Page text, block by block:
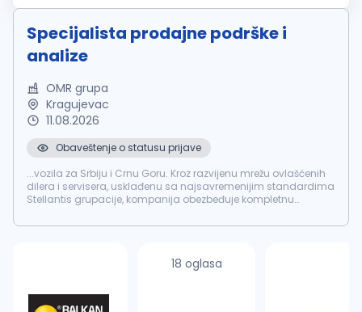
pozicije MisijaAnalitičara...
Specijalista prodajne podrške i
analize
OMR grupa
Kragujevac
11.08.2026
Obaveštenje o statusu prijave
...vozila za Srbiju i Crnu Goru. Kroz razvijenu mrežu ovlašćenih
dilera i servisera, usklađenu sa najsavremenijim standardima
Stellantis grupacije, kompanija obezbeđuje kompletnu
gradovima Srbije i Crne...
18 oglasa